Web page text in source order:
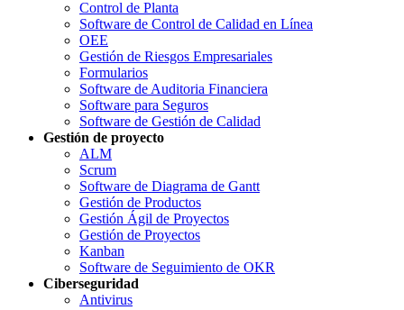
Control de Planta
Software de Control de Calidad en Línea
OEE
Gestión de Riesgos Empresariales
Formularios
Software de Auditoria Financiera
Software para Seguros
Software de Gestión de Calidad
Gestión de proyecto
ALM
Scrum
Software de Diagrama de Gantt
Gestión de Productos
Gestión Ágil de Proyectos
Gestión de Proyectos
Kanban
Software de Seguimiento de OKR
Ciberseguridad
Antivirus